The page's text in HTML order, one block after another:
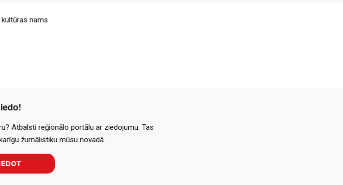
kultūras nams
Atbalsti reģionālo portālu ar ziedojumu. Tas
žurnālistiku mūsu novadā.